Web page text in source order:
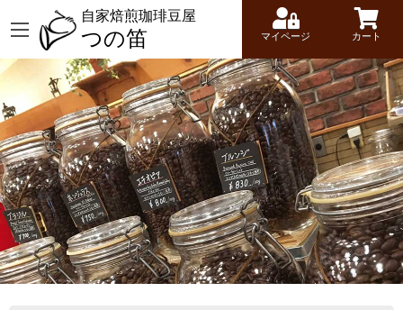
自家焙煎珈琲豆屋
つの笛 マイページ カート